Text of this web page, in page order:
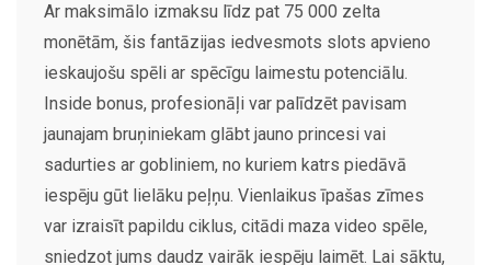
Ar maksimālo izmaksu līdz pat 75 000 zelta
monētām, šis fantāzijas iedvesmots slots apvieno
ieskaujošu spēli ar spēcīgu laimestu potenciālu.
Inside bonus, profesionāļi var palīdzēt pavisam
jaunajam bruņiniekam glābt jauno princesi vai
sadurties ar gobliniem, no kuriem katrs piedāvā
iespēju gūt lielāku peļņu. Vienlaikus īpašas zīmes
var izraisīt papildu ciklus, citādi maza video spēle,
sniedzot jums daudz vairāk iespēju laimēt. Lai sāktu,